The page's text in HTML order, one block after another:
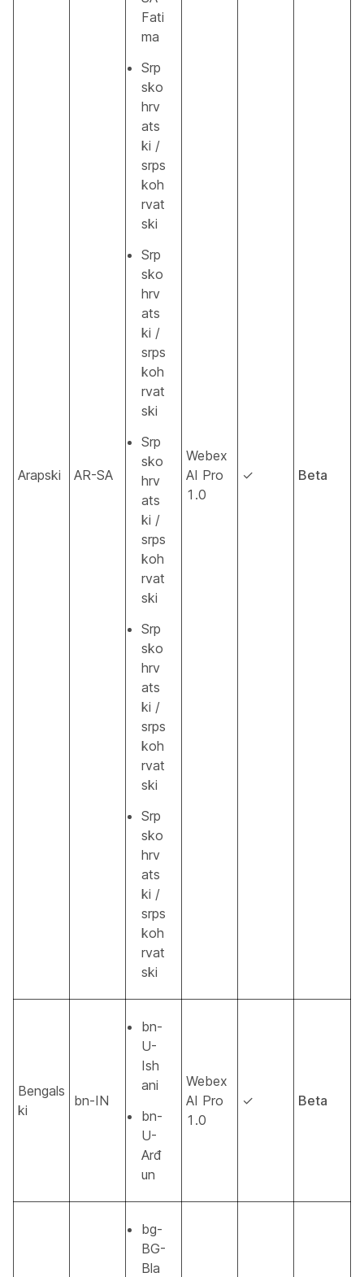
Arapski AR-SA
Fati
ma
Srp
sko
hrv
ats
ki /
srps
koh
rvat
ski
Srp
sko
hrv
ats
ki /
srps
koh
rvat
ski
Srp
sko
hrv
ats
ki /
srps
koh
rvat
ski
Srp
sko
hrv
ats
ki /
srps
koh
rvat
ski
Srp
sko
hrv
ats
ki /
srps
koh
rvat
ski
Webex
AI Pro
1.0
✓ Beta
Bengals
ki
bn-IN
bn-
U-
Ish
ani
bn-
U-
Arđ
un
Webex
AI Pro
1.0
✓ Beta
bg-
BG-
Bla